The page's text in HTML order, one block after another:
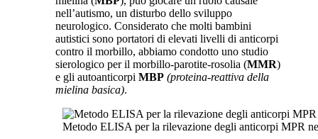
nell’autismo, un disturbo dello sviluppo
neurologico. Considerato che molti bambini
autistici sono portatori di elevati livelli di anticorpi
contro il morbillo, abbiamo condotto uno studio
sierologico per il morbillo-parotite-rosolia (MMR)
e gli autoanticorpi MBP (proteina-reattiva della
mielina basica).
Metodo ELISA per la rilevazione degli anticorpi MPR